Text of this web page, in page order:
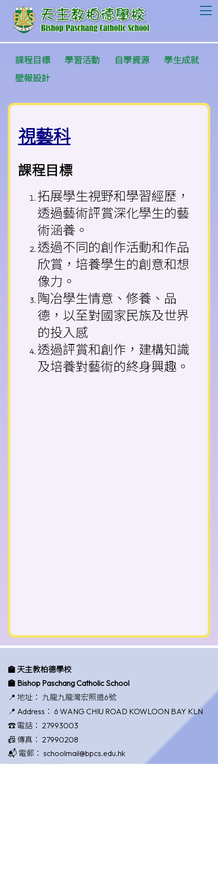
課程目標 學習活動 自學資源
學生成就
壁報設計
視藝科
課程目標
拓展學生視野和學習經歷，
透過藝術評賞深化學生的藝
術涵養。
透過不同的創作活動和作品
欣賞，培養學生的創意和想
像力。
陶冶學生情意、修養、品
德，以至對國家民族及世界
的投入感
透過評賞和創作，建構知識
及培養對藝術的終身興趣。
🏫 天主教柏德學校
🏫 Bishop Paschang Catholic School
📍 地址： 九龍九龍灣宏照道6號
📍 Address： 6 WANG CHIU ROAD KOWLOON BAY KLN
☎️ 電話： 27993003
📠 傳真： 27990208
📬 電郵： schoolmail@bpcs.edu.hk